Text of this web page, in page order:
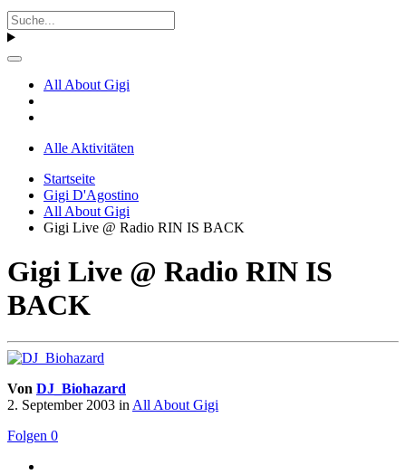
All About Gigi
Alle Aktivitäten
Startseite
Gigi D'Agostino
All About Gigi
Gigi Live @ Radio RIN IS BACK
Gigi Live @ Radio RIN IS
BACK
Von DJ_Biohazard
2. September 2003 inAll About Gigi
Folgen 0